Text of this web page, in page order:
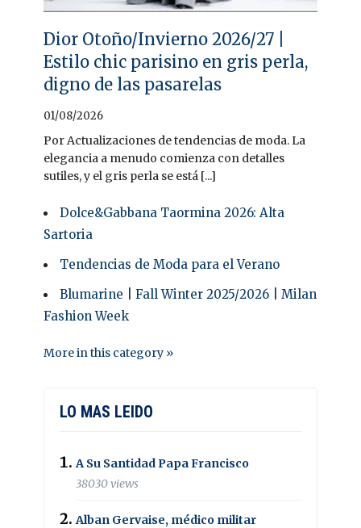
Dior Otoño/Invierno 2026/27 |
Estilo chic parisino en gris perla,
digno de las pasarelas
01/08/2026
Por Actualizaciones de tendencias de moda. La
elegancia a menudo comienza con detalles
sutiles, y el gris perla se está [...]
Dolce&Gabbana Taormina 2026: Alta
Sartoria
Tendencias de Moda para el Verano
Blumarine | Fall Winter 2025/2026 | Milan
Fashion Week
More in this category »
LO MAS LEIDO
A Su Santidad Papa Francisco
38030 views
Alban Gervaise, médico militar